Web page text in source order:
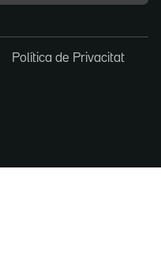
Política de Privacitat